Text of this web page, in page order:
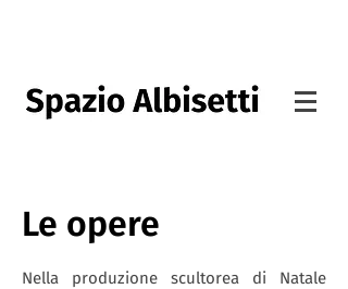
Le opere
Nella produzione scultorea di Natale